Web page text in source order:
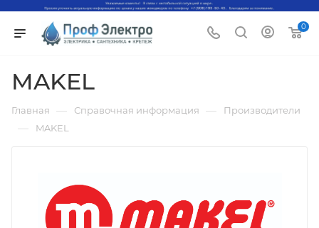
0
MAKEL
Главная — Справочная информация — Производители
— MAKEL